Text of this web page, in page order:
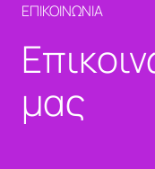
ΕΠΙΚΟΙΝΩΝΙΑ
μας